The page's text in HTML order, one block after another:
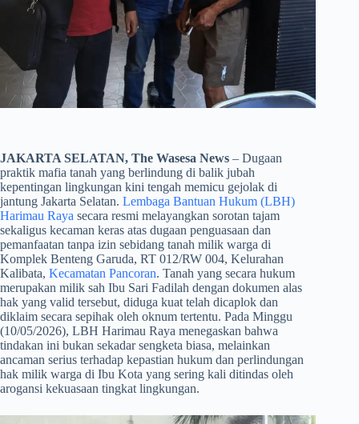
JAKARTA SELATAN, The Wasesa News – Dugaan
praktik mafia tanah yang berlindung di balik jubah
kepentingan lingkungan kini tengah memicu gejolak di
jantung Jakarta Selatan. Lembaga Bantuan Hukum (LBH)
Harimau Raya secara resmi melayangkan sorotan tajam
sekaligus kecaman keras atas dugaan penguasaan dan
pemanfaatan tanpa izin sebidang tanah milik warga di
Komplek Benteng Garuda, RT 012/RW 004, Kelurahan
Kalibata, Kecamatan Pancoran. Tanah yang secara hukum
merupakan milik sah Ibu Sari Fadilah dengan dokumen alas
hak yang valid tersebut, diduga kuat telah dicaplok dan
diklaim secara sepihak oleh oknum tertentu. Pada Minggu
(10/05/2026), LBH Harimau Raya menegaskan bahwa
tindakan ini bukan sekadar sengketa biasa, melainkan
ancaman serius terhadap kepastian hukum dan perlindungan
hak milik warga di Ibu Kota yang sering kali ditindas oleh
arogansi kekuasaan tingkat lingkungan.